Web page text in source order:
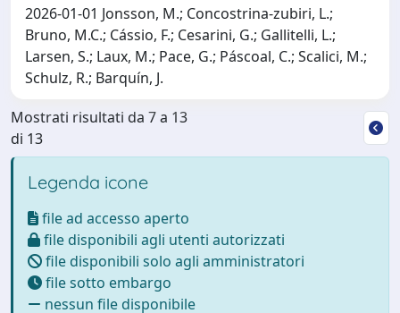
2026-01-01 Jonsson, M.; Concostrina‐zubiri, L.;
Bruno, M.C.; Cássio, F.; Cesarini, G.; Gallitelli, L.;
Larsen, S.; Laux, M.; Pace, G.; Páscoal, C.; Scalici, M.;
Schulz, R.; Barquín, J.
Mostrati risultati da 7 a 13
di 13
Legenda icone
file ad accesso aperto
file disponibili agli utenti autorizzati
file disponibili solo agli amministratori
file sotto embargo
nessun file disponibile